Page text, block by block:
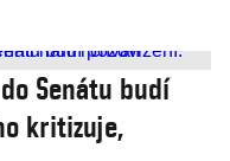
Senátu budí
kritizuje,